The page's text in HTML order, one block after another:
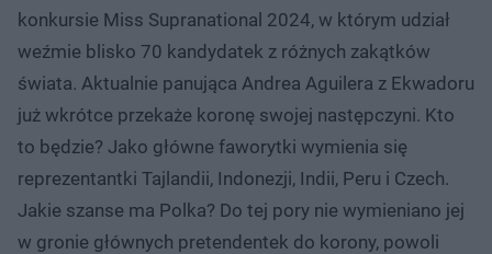
konkursie Miss Supranational 2024, w którym udział
weźmie blisko 70 kandydatek z różnych zakątków
świata. Aktualnie panująca Andrea Aguilera z Ekwadoru
już wkrótce przekaże koronę swojej następczyni. Kto
to będzie? Jako główne faworytki wymienia się
reprezentantki Tajlandii, Indonezji, Indii, Peru i Czech.
Jakie szanse ma Polka? Do tej pory nie wymieniano jej
w gronie głównych pretendentek do korony, powoli